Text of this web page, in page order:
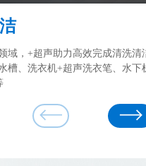
域，+超声助力高效完成清洗清
槽、洗衣机+超声洗衣笔、水下
有的萃取、混匀、乳化等功能，
等领域
空化效应、微射流、机械振动等
除垢、防沉积、驱离/防止海洋
，正负极材料的制备过程中，在
将提质增效、节能环保。
用场景
、雾化加湿、空化效应等机理，
，实现固态散热、微雕修型、